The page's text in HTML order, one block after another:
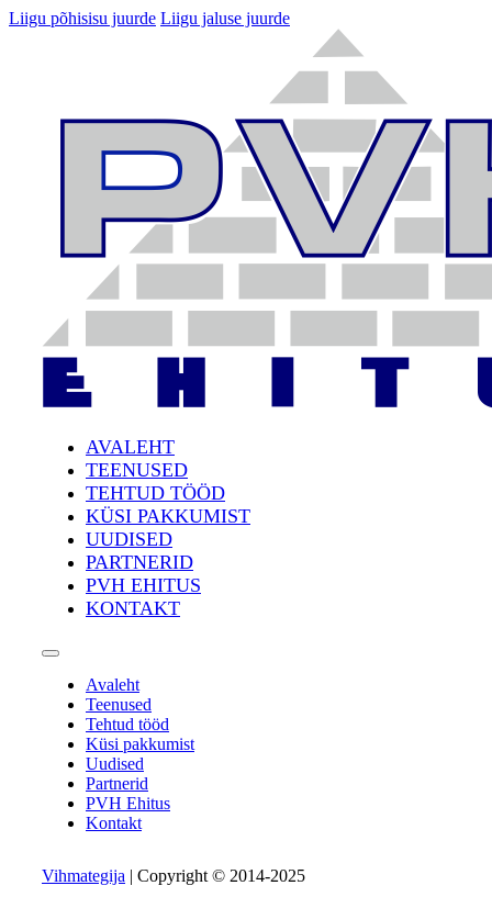
Liigu põhisisu juurde Liigu jaluse juurde
AVALEHT
TEENUSED
TEHTUD TÖÖD
KÜSI PAKKUMIST
UUDISED
PARTNERID
PVH EHITUS
KONTAKT
Avaleht
Teenused
Tehtud tööd
Küsi pakkumist
Uudised
Partnerid
PVH Ehitus
Kontakt
Vihmategija | Copyright © 2014-2025